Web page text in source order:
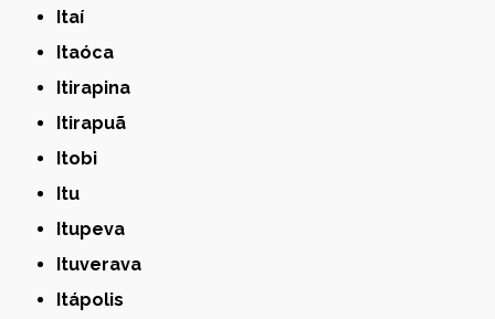
Itaí
Itaóca
Itirapina
Itirapuã
Itobi
Itu
Itupeva
Ituverava
Itápolis